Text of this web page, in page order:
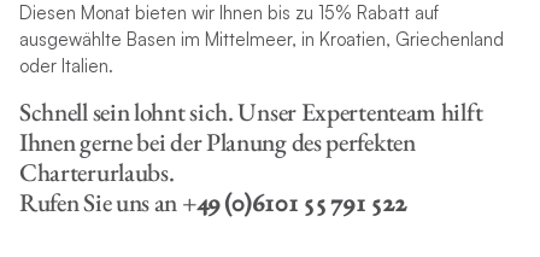
Diesen Monat bieten wir Ihnen bis zu 15% Rabatt auf
ausgewählte Basen im Mittelmeer, in Kroatien, Griechenland
oder Italien.
Schnell sein lohnt sich. Unser Expertenteam hilft
Ihnen gerne bei der Planung des perfekten
Charterurlaubs.
Rufen Sie uns an +49 (0)6101 55 791 522